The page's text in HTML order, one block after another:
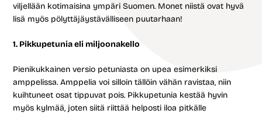
viljellään kotimaisina ympäri Suomen. Monet niistä ovat hyvä
lisä myös pölyttäjäystävälliseen puutarhaan!
1. Pikkupetunia eli miljoonakello
Pienikukkainen versio petuniasta on upea esimerkiksi
amppelissa. Amppelia voi silloin tällöin vähän ravistaa, niin
kuihtuneet osat tippuvat pois. Pikkupetunia kestää hyvin
myös kylmää, joten siitä riittää helposti iloa pitkälle